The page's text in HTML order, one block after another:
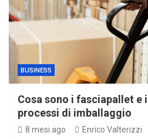
BUSINESS
Cosa sono i fasciapallet e
processi di imballaggio
8 mesi ago Enrico Valterizzi